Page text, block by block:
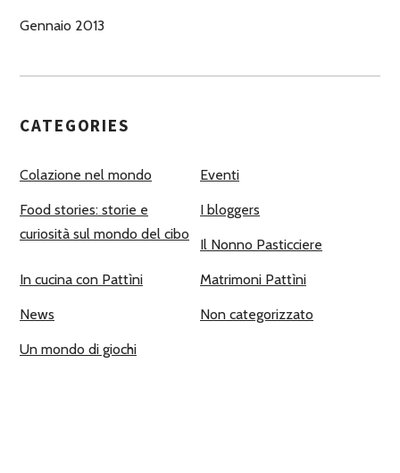
Gennaio 2013
CATEGORIES
Colazione nel mondo Eventi
Food stories: storie e
curiosità sul mondo del cibo
I bloggers
Il Nonno Pasticciere
In cucina con Pattìni Matrimoni Pattìni
News Non categorizzato
Un mondo di giochi